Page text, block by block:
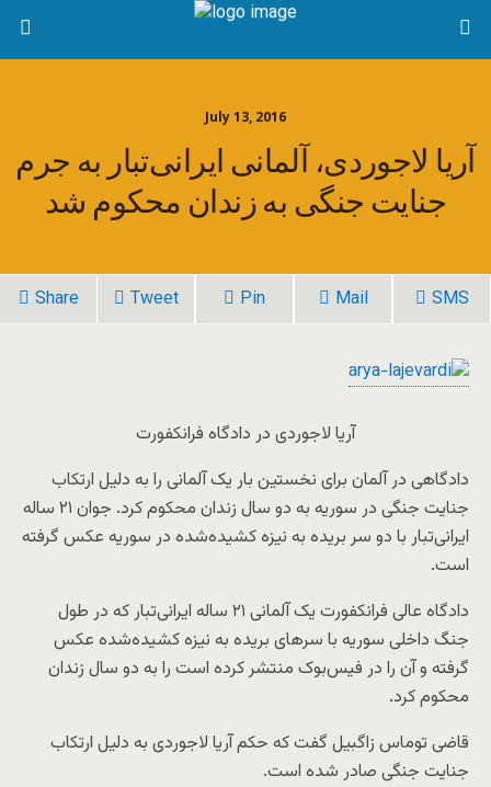
July 13, 2016
آریا لاجوردی، آلمانی ایرانی‌تبار به جرم
جنایت جنگی به زندان محکوم شد
Share Tweet Pin Mail SMS
آریا لاجوردی در دادگاه فرانکفورت
دادگاهی در آلمان برای نخستین بار یک آلمانی را به دلیل ارتکاب
جنایت جنگی در سوریه به دو سال زندان محکوم کرد. جوان ۲۱ ساله
ایرانی‌تبار با دو سر بریده به نیزه کشید‌ه‌شده در سوریه ‌عکس گرفته
است.
دادگاه عالی فرانکفورت یک آلمانی ۲۱ ساله ایرانی‌تبار که در طول
جنگ داخلی سوریه با سرهای بریده به نیزه کشیده‌شده عکس
گرفته و آن را در فیس‌بوک منتشر کرده است را به دو سال زندان
محکوم کرد.
قاضی توماس زاگبیل گفت که حکم آریا لاجوردی به دلیل ارتکاب
جنایت جنگی صادر شده است.